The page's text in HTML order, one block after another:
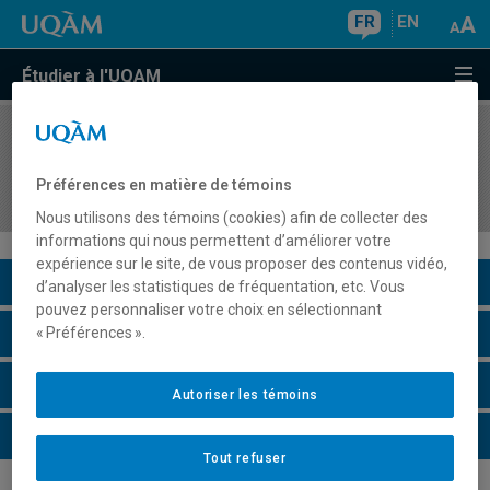
FR EN
Étudier à l'UQAM
COURS//
numérique
Description du cours
Horaire - Été 2026
Horaire - Automne 2026
Horaire - Hiver 2027
Préférences en matière de témoins
Nous utilisons des témoins (cookies) afin de collecter des
informations qui nous permettent d’améliorer votre
expérience sur le site, de vous proposer des contenus vidéo,
d’analyser les statistiques de fréquentation, etc. Vous
pouvez personnaliser votre choix en sélectionnant
« Préférences ».
Tout refuser
Autoriser les témoins